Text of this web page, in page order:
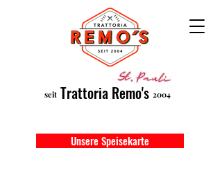
seit Trattoria Remo's 2004
Unsere Speisekarte